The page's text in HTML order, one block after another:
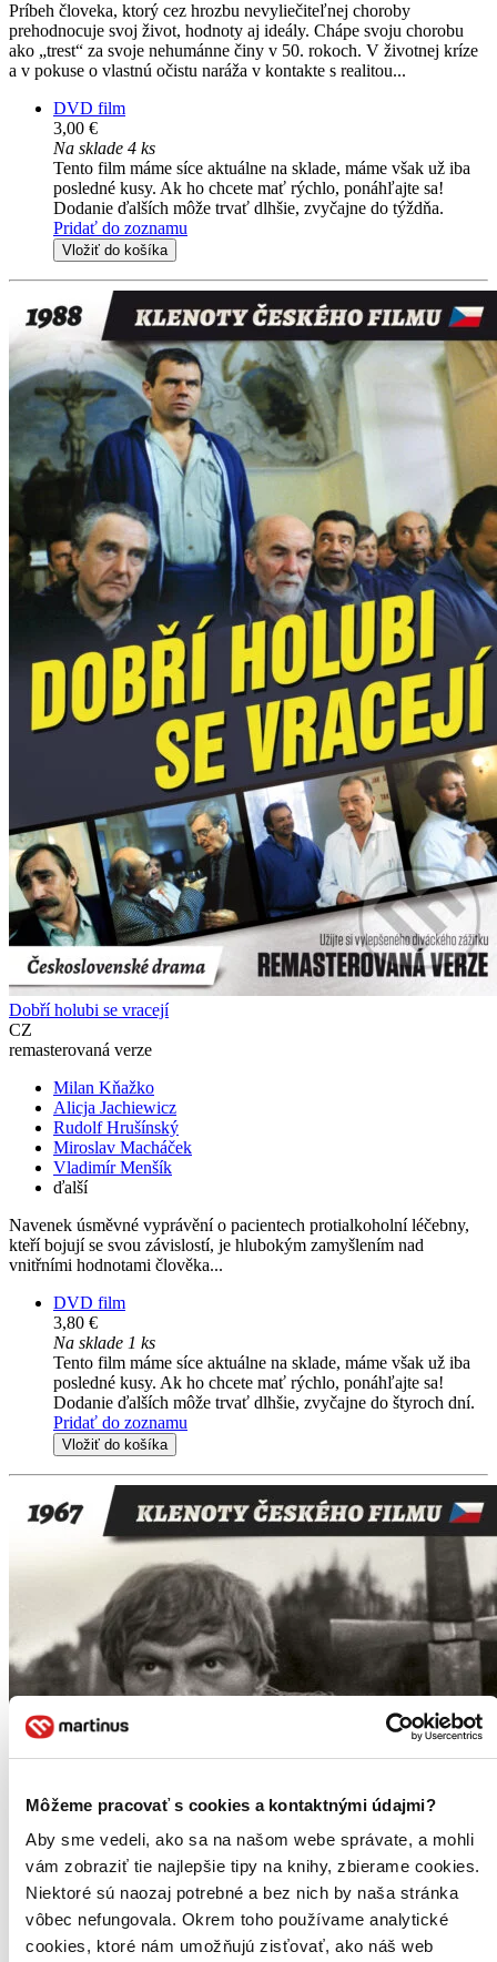
Môžeme pracovať s cookies a kontaktnými údajmi?
Aby sme vedeli, ako sa na našom webe správate, a mohli
vám zobraziť tie najlepšie tipy na knihy, zbierame cookies.
Niektoré sú naozaj potrebné a bez nich by naša stránka
vôbec nefungovala. Okrem toho používame analytické
cookies, ktoré nám umožňujú zisťovať, ako náš web
Príbeh človeka, ktorý cez hrozbu nevyliečiteľnej choroby
prehodnocuje svoj život, hodnoty aj ideály. Chápe svoju chorobu
ako „trest“ za svoje nehumánne činy v 50. rokoch. V životnej kríze
a v pokuse o vlastnú očistu naráža v kontakte s realitou...
DVD film
3,00 €
Na sklade 4 ks
Tento film máme síce aktuálne na sklade, máme však už iba
posledné kusy. Ak ho chcete mať rýchlo, ponáhľajte sa!
Dodanie ďalších môže trvať dlhšie, zvyčajne do týždňa.
Pridať do zoznamu
Vložiť do košíka
Dobří holubi se vracejí
CZ
remasterovaná verze
Milan Kňažko
Alicja Jachiewicz
Rudolf Hrušínský
Miroslav Macháček
Vladimír Menšík
ďalší
Navenek úsměvné vyprávění o pacientech protialkoholní léčebny,
kteří bojují se svou závislostí, je hlubokým zamyšlením nad
vnitřními hodnotami člověka...
DVD film
3,80 €
Na sklade 1 ks
Tento film máme síce aktuálne na sklade, máme však už iba
posledné kusy. Ak ho chcete mať rýchlo, ponáhľajte sa!
Dodanie ďalších môže trvať dlhšie, zvyčajne do štyroch dní.
Pridať do zoznamu
Vložiť do košíka